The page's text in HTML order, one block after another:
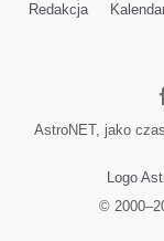
Redakcja
AstroNET, jako
Logo
© 2000–